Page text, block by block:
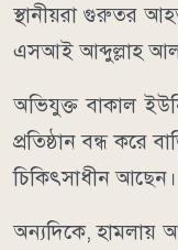
স্থানীয়রা গুরুতর
এসআই আব্দুল্লাহ আল
অভিযুক্ত বাকাল
প্রতিষ্ঠান বন্ধ করে
চিকিৎসাধীন আছেন।
অন্যদিকে, হামলায়